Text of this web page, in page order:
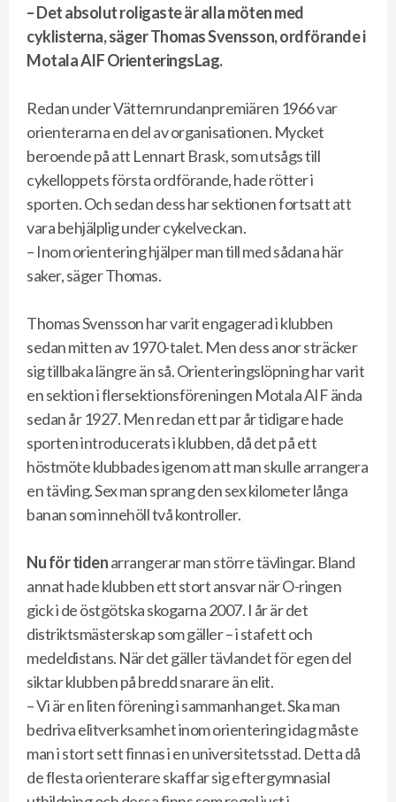
– Det absolut roligaste är alla möten med
cyklisterna, säger Thomas Svensson, ordförande i
Motala AIF OrienteringsLag.
Redan under Vätternrundanpremiären 1966 var
orienterarna en del av organisationen. Mycket
beroende på att Lennart Brask, som utsågs till
cykelloppets första ordförande, hade rötter i
sporten. Och sedan dess har sektionen fortsatt att
vara behjälplig under cykelveckan.
– Inom orientering hjälper man till med sådana här
saker, säger Thomas.
Thomas Svensson har varit engagerad i klubben
sedan mitten av 1970-talet. Men dess anor sträcker
sig tillbaka längre än så. Orienteringslöpning har varit
en sektion i flersektionsföreningen Motala AIF ända
sedan år 1927. Men redan ett par år tidigare hade
sporten introducerats i klubben, då det på ett
höstmöte klubbades igenom att man skulle arrangera
en tävling. Sex man sprang den sex kilometer långa
banan som innehöll två kontroller.
Nu för tidenarrangerar man större tävlingar. Bland
annat hade klubben ett stort ansvar när O-ringen
gick i de östgötska skogarna 2007. I år är det
distriktsmästerskap som gäller – i stafett och
medeldistans. När det gäller tävlandet för egen del
siktar klubben på bredd snarare än elit.
– Vi är en liten förening i sammanhanget. Ska man
bedriva elitverksamhet inom orientering idag måste
man i stort sett finnas i en universitetsstad. Detta då
de flesta orienterare skaffar sig eftergymnasial